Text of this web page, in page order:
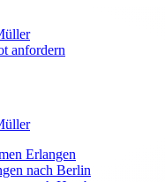
anfordern
Erlangen
nach Berlin